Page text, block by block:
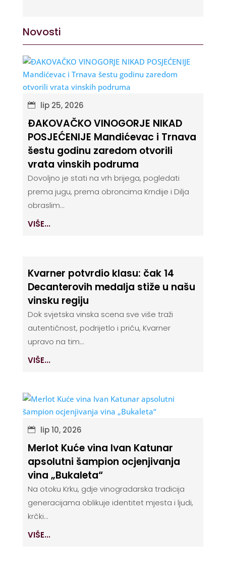
Novosti
lip 25, 2026
ĐAKOVAČKO VINOGORJE NIKAD
POSJEĆENIJE Mandićevac i Trnava
šestu godinu zaredom otvorili
vrata vinskih podruma
Dovoljno je stati na vrh brijega, pogledati
prema jugu, prema obroncima Krndije i Dilja
obraslim...
VIŠE...
Kvarner potvrdio klasu: čak 14
Decanterovih medalja stiže u našu
vinsku regiju
Dok svjetska vinska scena sve više traži
autentičnost, podrijetlo i priču, Kvarner
upravo na tim...
VIŠE...
lip 10, 2026
Merlot Kuće vina Ivan Katunar
apsolutni šampion ocjenjivanja
vina „Bukaleta“
Na otoku Krku, gdje vinogradarska tradicija
generacijama oblikuje identitet mjesta i ljudi,
krčki...
VIŠE...